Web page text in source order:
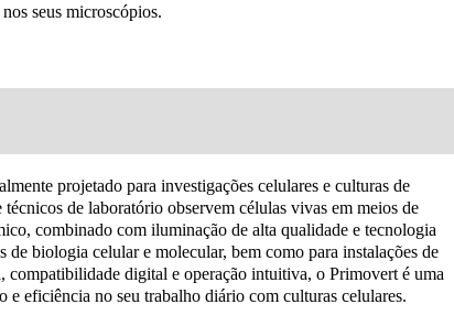
seus microscópios.
projetado para investigações celulares e culturas de
de laboratório observem células vivas em meios de
combinado com iluminação de alta qualidade e tecnologia
biologia celular e molecular, bem como para instalações de
digital e operação intuitiva, o Primovert é uma
e eficiência no seu trabalho diário com culturas celulares.